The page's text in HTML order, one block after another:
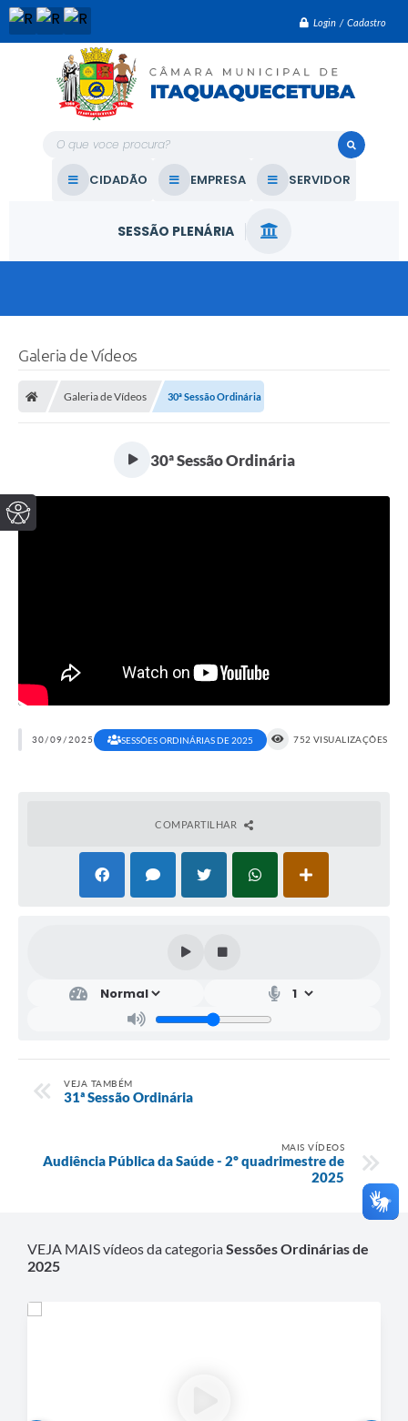
Login / Cadastro
O que voce procura?
CIDADÃO EMPRESA SERVIDOR
SESSÃO PLENÁRIA
Galeria de Vídeos
Galeria de Vídeos 30ª Sessão Ordinária
30ª Sessão Ordinária
30/09/2025 SESSÕES ORDINÁRIAS DE 2025 752 VISUALIZAÇÕES
COMPARTILHAR
VEJA TAMBÉM
31ª Sessão Ordinária
MAIS VÍDEOS
Audiência Pública da Saúde - 2º quadrimestre de
2025
VEJA MAIS vídeos da categoriaSessões Ordinárias de
2025